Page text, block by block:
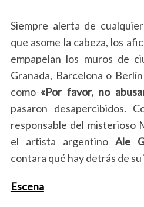
Siempre alerta de
que asome la cabeza, los
empapelan los muros de
Granada, Barcelona o
como «Por favor, no
pasaron desapercibidos.
responsable del misterioso
el artista argentino Ale
contara qué hay detrás de
Escena